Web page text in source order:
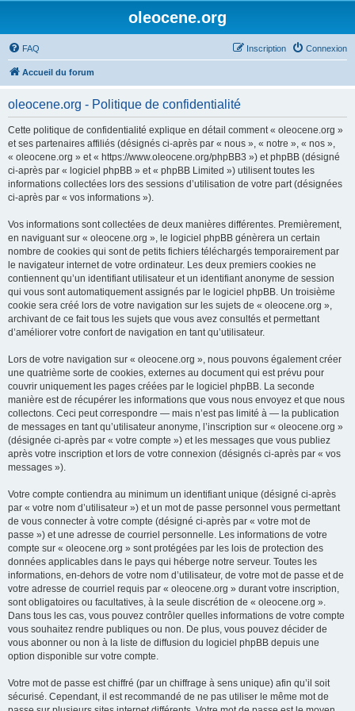
oleocene.org
FAQ Connexion
Inscription
Accueil du forum
oleocene.org - Politique de confidentialité
Cette politique de confidentialité explique en détail comment « oleocene.org »
et ses partenaires affiliés (désignés ci-après par « nous », « notre », « nos »,
« oleocene.org » et « https://www.oleocene.org/phpBB3 ») et phpBB (désigné
ci-après par « logiciel phpBB » et « phpBB Limited ») utilisent toutes les
informations collectées lors des sessions d’utilisation de votre part (désignées
ci-après par « vos informations »).
Vos informations sont collectées de deux manières différentes. Premièrement,
en naviguant sur « oleocene.org », le logiciel phpBB génèrera un certain
nombre de cookies qui sont de petits fichiers téléchargés temporairement par
le navigateur internet de votre ordinateur. Les deux premiers cookies ne
contiennent qu’un identifiant utilisateur et un identifiant anonyme de session
qui vous sont automatiquement assignés par le logiciel phpBB. Un troisième
cookie sera créé lors de votre navigation sur les sujets de « oleocene.org »,
archivant de ce fait tous les sujets que vous avez consultés et permettant
d’améliorer votre confort de navigation en tant qu’utilisateur.
Lors de votre navigation sur « oleocene.org », nous pouvons également créer
une quatrième sorte de cookies, externes au document qui est prévu pour
couvrir uniquement les pages créées par le logiciel phpBB. La seconde
manière est de récupérer les informations que vous nous envoyez et que nous
collectons. Ceci peut correspondre — mais n’est pas limité à — la publication
de messages en tant qu’utilisateur anonyme, l’inscription sur « oleocene.org »
(désignée ci-après par « votre compte ») et les messages que vous publiez
après votre inscription et lors de votre connexion (désignés ci-après par « vos
messages »).
Votre compte contiendra au minimum un identifiant unique (désigné ci-après
par « votre nom d’utilisateur ») et un mot de passe personnel vous permettant
de vous connecter à votre compte (désigné ci-après par « votre mot de
passe ») et une adresse de courriel personnelle. Les informations de votre
compte sur « oleocene.org » sont protégées par les lois de protection des
données applicables dans le pays qui héberge notre serveur. Toutes les
informations, en-dehors de votre nom d’utilisateur, de votre mot de passe et de
votre adresse de courriel requis par « oleocene.org » durant votre inscription,
sont obligatoires ou facultatives, à la seule discrétion de « oleocene.org ».
Dans tous les cas, vous pouvez contrôler quelles informations de votre compte
vous souhaitez rendre publiques ou non. De plus, vous pouvez décider de
vous abonner ou non à la liste de diffusion du logiciel phpBB depuis une
option disponible sur votre compte.
Votre mot de passe est chiffré (par un chiffrage à sens unique) afin qu’il soit
sécurisé. Cependant, il est recommandé de ne pas utiliser le même mot de